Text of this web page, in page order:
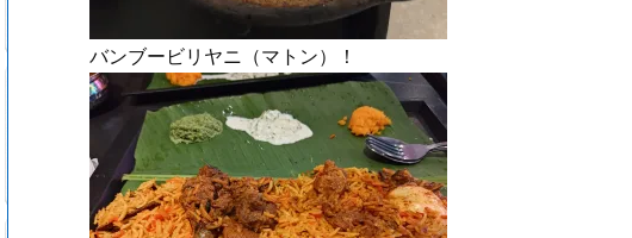
バンブービリヤニ（マトン）！